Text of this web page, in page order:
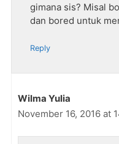
gimana sis? Misal
dan bored untuk
Reply
Wilma Yulia
November 16, 2016 at